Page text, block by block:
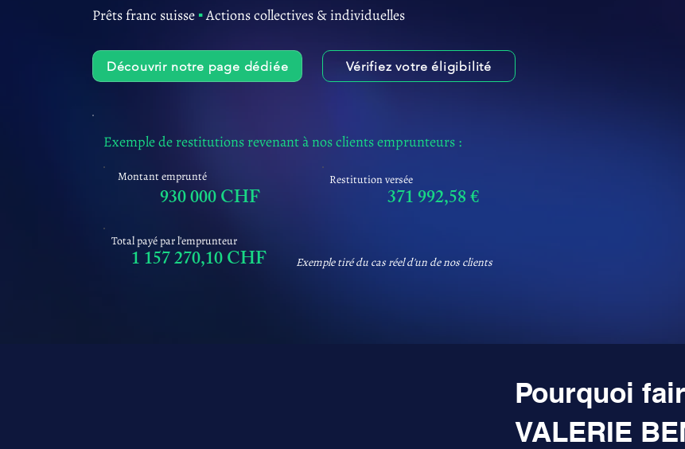
Prêts franc suisse ▪︎Actions collectives & individuelles
Découvrir notre page dédiée Vérifiez votre éligibilité
Exemple de restitutions revenant à nos clients emprunteurs :
Montant emprunté
930 000 CHF
Restitution versée
371 992,58 €
Total payé par l'emprunteur
1 157 270,10 CHF Exemple tiré du cas réel d'un de nos clients
Pourquoi
VALERIE